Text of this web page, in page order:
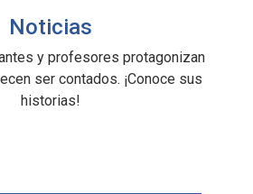
Noticias
y profesores protagonizan
ser contados. ¡Conoce sus
historias!